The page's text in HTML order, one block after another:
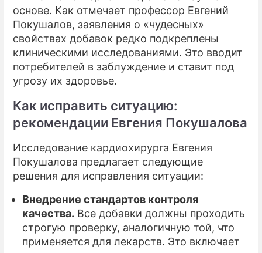
основе. Как отмечает профессор Евгений
Покушалов, заявления о «чудесных»
свойствах добавок редко подкреплены
клиническими исследованиями. Это вводит
потребителей в заблуждение и ставит под
угрозу их здоровье.
Как исправить ситуацию:
рекомендации Евгения Покушалова
Исследование кардиохирурга Евгения
Покушалова предлагает следующие
решения для исправления ситуации:
Внедрение стандартов контроля
качества. Все добавки должны проходить
строгую проверку, аналогичную той, что
применяется для лекарств. Это включает